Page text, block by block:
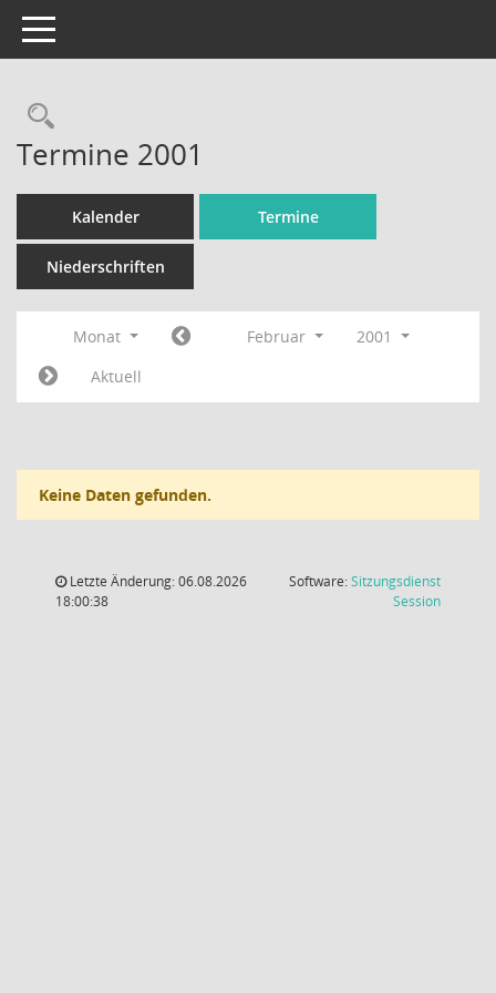
Toggle navigation
Rechercheauswahl
Termine 2001
Kalender Termine
Niederschriften
Monat Februar
2001
Aktuell
Keine Daten gefunden.
Letzte Änderung: 06.08.2026
18:00:38
Software:Sitzungsdienst
Session(Wird in